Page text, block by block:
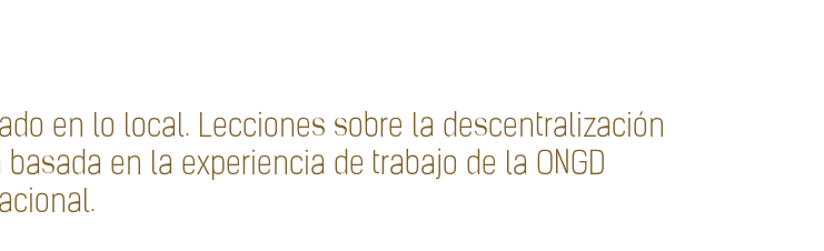
en lo local. Lecciones sobre la descentralización
en la experiencia de trabajo de la ONGD